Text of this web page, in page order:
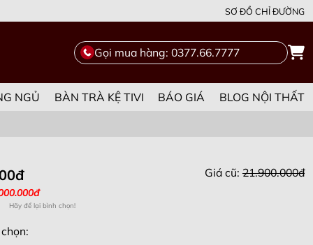
SƠ ĐỒ CHỈ ĐƯỜNG
NGỦ BÀN TRÀ KỆ TIVI BÁO GIÁ BLOG NỘI THẤT
Gọi mua hàng: 0377.66.7777
Giá cũ: 21.900.000đ
Hãy để lại bình chọn!